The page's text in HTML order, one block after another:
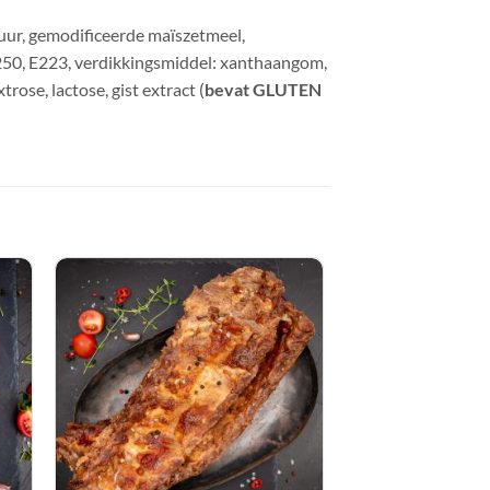
gemodificeerde maïszetmeel,
E223, verdikkingsmiddel: xanthaangom,
lactose, gist extract (bevat GLUTEN